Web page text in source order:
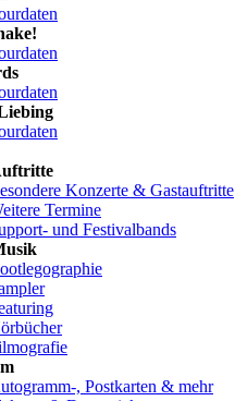
Konzerte & Gastauftritte
Termine
und Festivalbands
, Postkarten & mehr